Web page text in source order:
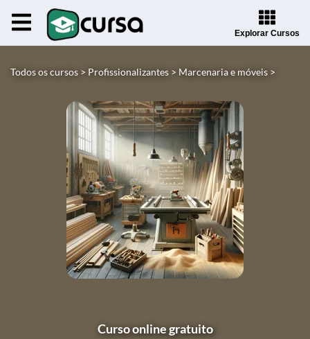
Explorar Cursos
Todos os cursos > Profissionalizantes > Marcenaria e móveis >
Curso online gratuito